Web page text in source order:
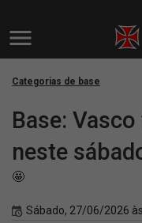
Categorias de base
Base:
neste
🤩
Sábado, 27/06/2026